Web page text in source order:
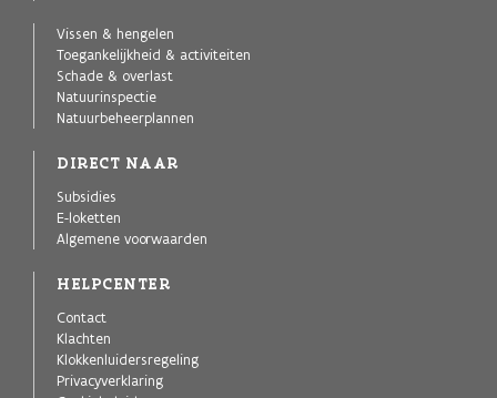
Vissen & hengelen
Toegankelijkheid & activiteiten
Schade & overlast
Natuurinspectie
Natuurbeheerplannen
DIRECT NAAR
Subsidies
E-loketten
Algemene voorwaarden
HELPCENTER
Contact
Klachten
Klokkenluidersregeling
Privacyverklaring